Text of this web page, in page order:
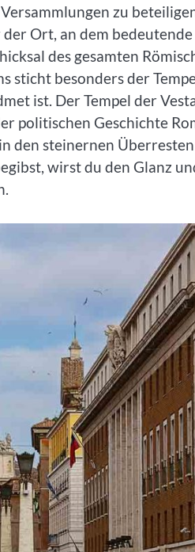
zu
Ort, an dem bedeutende
des gesamten
sticht besonders der
ist. Der Tempel der
politischen Geschichte
den steinernen
wirst du den Glanz